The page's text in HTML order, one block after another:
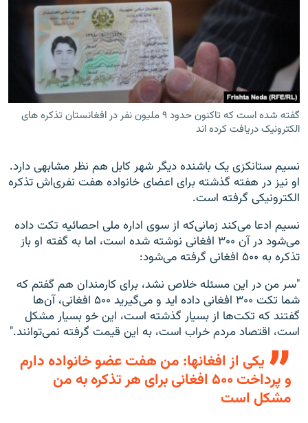
گفته شده است که تاکنون حدود ۹ ملیون نفر در افغانستان تذکره های
الکترونیک دریافت کرده اند
نسیم ستانکزی یک باشنده دیگر شهر کابل هم نظر مشابهی دارد.
او نیز در هفته گذشته برای اعضای خانواده هفت نفری‌اش تذکره
الکترونیکی گرفته است.
نسیم ادعا می‌کند زمانی‌که از سوی اداره ملی احصائیه تکت داده
می‌شود در آن ۳۰۰ افغانی نوشته شده است، اما به گفته او باز
تذکره به ۵۰۰ افغانی گرفته می‌شود:
"سر من در این مسئله خلاص نشد، برای کارمندان هم گفتم که
شما تکت ۳۰۰ افغانی داده اید و می‌گیرید ۵۰۰ افغانی، آن‌ها
گفتند که تکت‌ها از بسیار گذشته است، این خو بسیار مشکل
است، اقتصاد مردم خراب است، به این قیمت گرفته نمی‌توانند."
یکی از افغانها: من هفت عضو خانواده دارم
و پرداخت ۵۰۰ افغانی برای هر تذکره به من
مشکل است